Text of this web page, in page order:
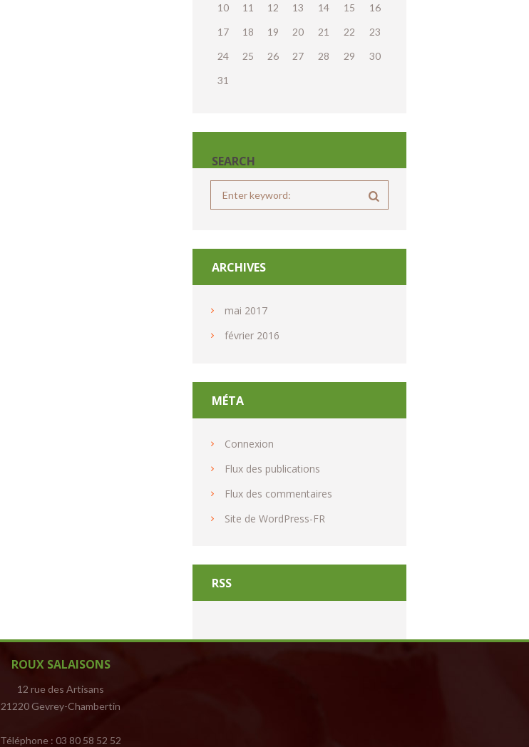
10
11 12 13 14 15
16
17
18 19 20 21 22
23
24
25 26 27 28 29
30
31
SEARCH
ARCHIVES
mai 2017
février 2016
MÉTA
Connexion
Flux des publications
Flux des commentaires
Site de WordPress-FR
RSS
ROUX SALAISONS
12 rue des Artisans
21220 Gevrey-Chambertin
Téléphone : 03 80 58 52 52